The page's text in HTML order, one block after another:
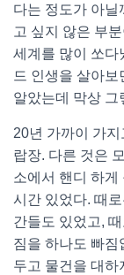
다는 정도가 아
고 싶지 않은 부
세계를 많이 쏘다
드 인생을 살아
알았는데 막상 그
20년 가까이 가
랍장. 다른 것은
소에서 핸디 하게
시간 있었다. 때
간들도 있었고,
짐을 하나도 빠짐
두고 물건을 대하